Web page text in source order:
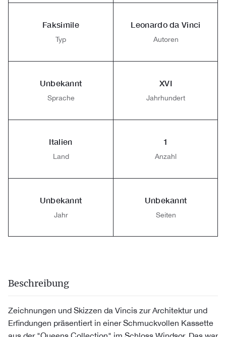
Faksimile
Typ
Leonardo da Vinci
Autoren
Unbekannt
Sprache
XVI
Jahrhundert
Italien
Land
1
Anzahl
Unbekannt
Jahr
Unbekannt
Seiten
Beschreibung
Zeichnungen und Skizzen da Vincis zur Architektur und
Erfindungen präsentiert in einer Schmuckvollen Kassette